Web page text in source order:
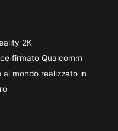
2K
firmato Qualcomm
mondo realizzato in